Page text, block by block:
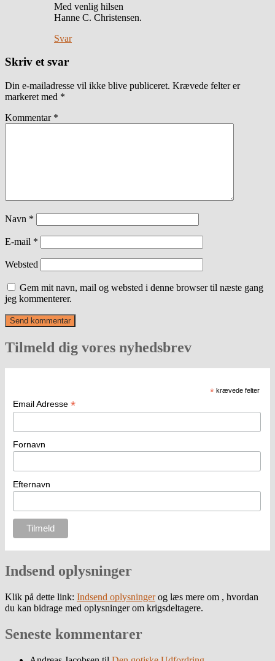
Med venlig hilsen
Hanne C. Christensen.
Svar
Skriv et svar
Din e-mailadresse vil ikke blive publiceret. Krævede felter er
markeret med *
Kommentar *
Navn *
E-mail *
Websted
Gem mit navn, mail og websted i denne browser til næste gang
jeg kommenterer.
Tilmeld dig vores nyhedsbrev
* krævede felter
Email Adresse *
Fornavn
Efternavn
Indsend oplysninger
Klik på dette link: Indsend oplysningerog læs mere om , hvordan
du kan bidrage med oplysninger om krigsdeltagere.
Seneste kommentarer